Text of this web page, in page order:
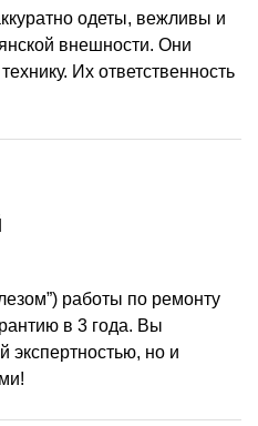
одеты, вежливы и
внешности. Они
Их ответственность
работы по ремонту
в 3 года. Вы
но и